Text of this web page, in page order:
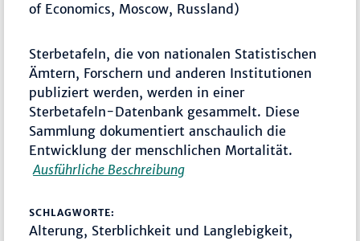
of Economics, Moscow, Russland)
Sterbetafeln, die von nationalen Statistischen
Ämtern, Forschern und anderen Institutionen
publiziert werden, werden in einer
Sterbetafeln-Datenbank gesammelt. Diese
Sammlung dokumentiert anschaulich die
Entwicklung der menschlichen Mortalität.
Ausführliche Beschreibung
SCHLAGWORTE:
Alterung, Sterblichkeit und Langlebigkeit,